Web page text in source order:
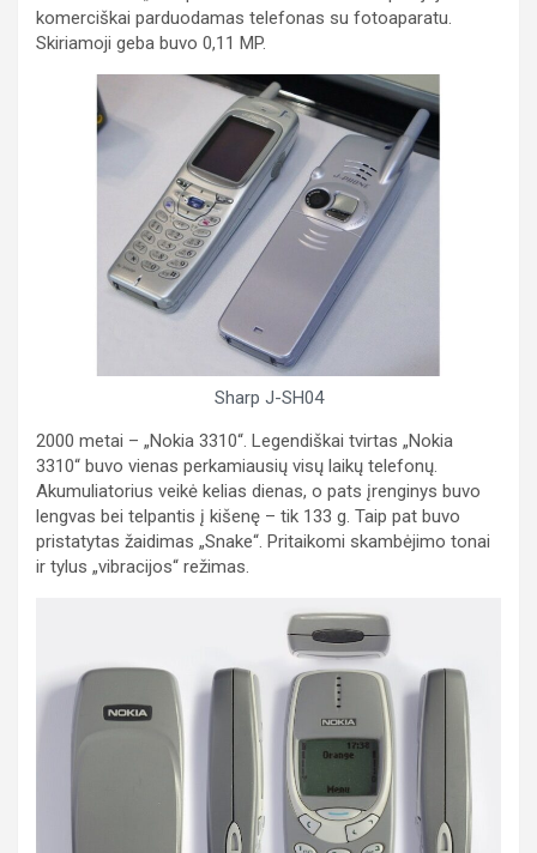
komerciškai parduodamas telefonas su fotoaparatu.
Skiriamoji geba buvo 0,11 MP.
Sharp J-SH04
2000 metai – „Nokia 3310“. Legendiškai tvirtas „Nokia
3310“ buvo vienas perkamiausių visų laikų telefonų.
Akumuliatorius veikė kelias dienas, o pats įrenginys buvo
lengvas bei telpantis į kišenę – tik 133 g. Taip pat buvo
pristatytas žaidimas „Snake“. Pritaikomi skambėjimo tonai
ir tylus „vibracijos“ režimas.